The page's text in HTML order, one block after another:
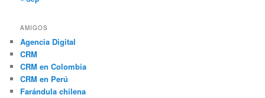
AMIGOS
Agencia Digital
CRM
CRM en Colombia
CRM en Perú
Farándula chilena